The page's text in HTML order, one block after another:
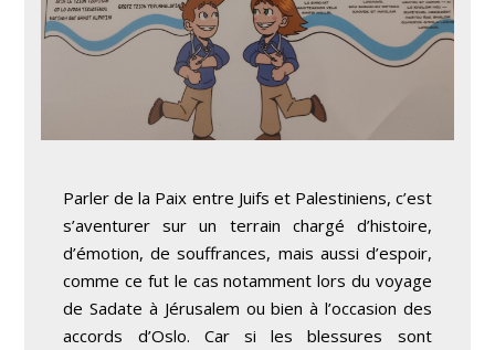
Parler de la Paix entre Juifs et Palestiniens, c’est
s’aventurer sur un terrain chargé d’histoire,
d’émotion, de souffrances, mais aussi d’espoir,
comme ce fut le cas notamment lors du voyage
de Sadate à Jérusalem ou bien à l’occasion des
accords d’Oslo. Car si les blessures sont